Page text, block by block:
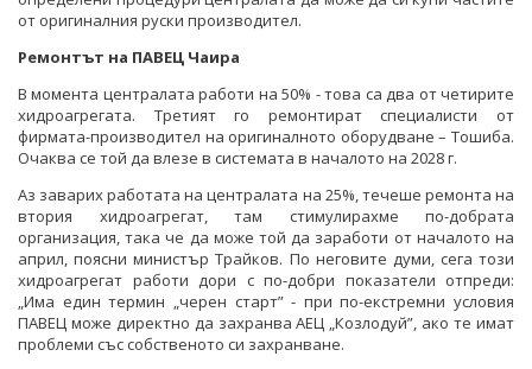
от оригиналния руски производител.
Ремонтът на ПАВЕЦ Чаира
В момента централата работи на 50% - това са два от четирите
хидроагрегата. Третият го ремонтират специалисти от
фирмата-производител на оригиналното оборудване – Тошиба.
Очаква се той да влезе в системата в началото на 2028 г.
Аз заварих работата на централата на 25%, течеше ремонта на
втория хидроагрегат, там стимулирахме по-добрата
организация, така че да може той да заработи от началото на
април, поясни министър Трайков. По неговите думи, сега този
хидроагрегат работи дори с по-добри показатели отпреди:
„Има един термин „черен старт” - при по-екстремни условия
ПАВЕЦ може директно да захранва АЕЦ „Козлодуй”, ако те имат
проблеми със собственото си захранване.